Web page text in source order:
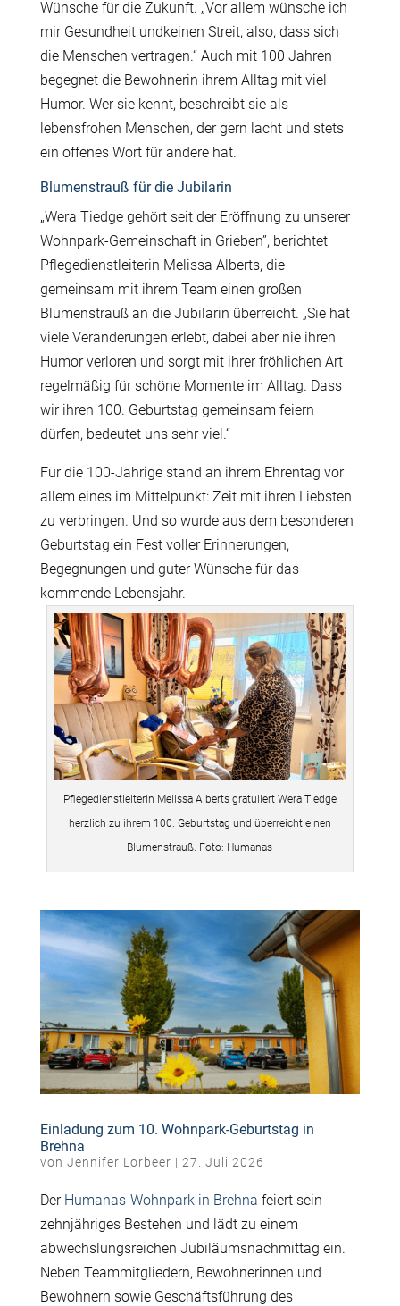
Wünsche für die Zukunft. „Vor allem wünsche ich
mir Gesundheit undkeinen Streit, also, dass sich
die Menschen vertragen.“ Auch mit 100 Jahren
begegnet die Bewohnerin ihrem Alltag mit viel
Humor. Wer sie kennt, beschreibt sie als
lebensfrohen Menschen, der gern lacht und stets
ein offenes Wort für andere hat.
Blumenstrauß für die Jubilarin
„Wera Tiedge gehört seit der Eröffnung zu unserer
Wohnpark-Gemeinschaft in Grieben”, berichtet
Pflegedienstleiterin Melissa Alberts, die
gemeinsam mit ihrem Team einen großen
Blumenstrauß an die Jubilarin überreicht. „Sie hat
viele Veränderungen erlebt, dabei aber nie ihren
Humor verloren und sorgt mit ihrer fröhlichen Art
regelmäßig für schöne Momente im Alltag. Dass
wir ihren 100. Geburtstag gemeinsam feiern
dürfen, bedeutet uns sehr viel.“
Für die 100-Jährige stand an ihrem Ehrentag vor
allem eines im Mittelpunkt: Zeit mit ihren Liebsten
zu verbringen. Und so wurde aus dem besonderen
Geburtstag ein Fest voller Erinnerungen,
Begegnungen und guter Wünsche für das
kommende Lebensjahr.
Pflegedienstleiterin Melissa Alberts gratuliert Wera Tiedge
herzlich zu ihrem 100. Geburtstag und überreicht einen
Blumenstrauß. Foto: Humanas
Einladung zum 10. Wohnpark-Geburtstag in
Brehna
von Jennifer Lorbeer | 27. Juli 2026
Der Humanas-Wohnpark in Brehna feiert sein
zehnjähriges Bestehen und lädt zu einem
abwechslungsreichen Jubiläumsnachmittag ein.
Neben Teammitgliedern, Bewohnerinnen und
Bewohnern sowie Geschäftsführung des